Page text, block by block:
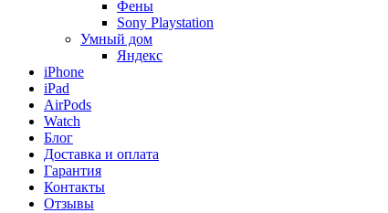
Фены
Sony Playstation
Умный дом
Яндекс
iPhone
iPad
AirPods
Watch
Блог
Доставка и оплата
Гарантия
Контакты
Отзывы